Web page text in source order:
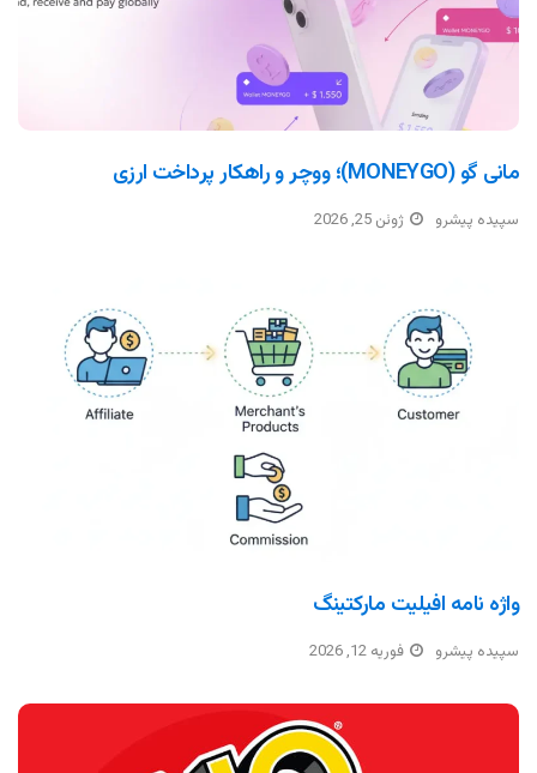
مانی گو (MONEYGO)؛ ووچر و راهکار پرداخت ارزی
سپیده پیشرو ژوئن 25, 2026
واژه نامه افیلیت مارکتینگ
سپیده پیشرو فوریه 12, 2026